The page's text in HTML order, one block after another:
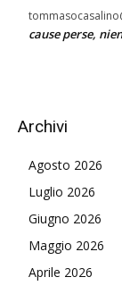
cause perse,
Archivi
Agosto 2026
Luglio 2026
Giugno 2026
Maggio 2026
Aprile 2026